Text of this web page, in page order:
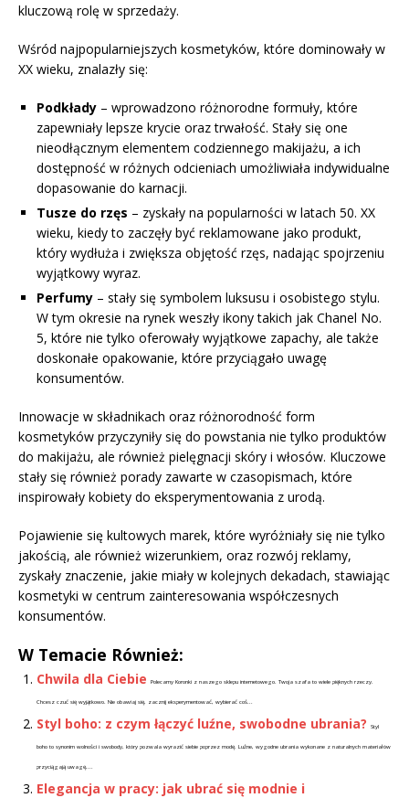
kluczową rolę w sprzedaży.
Wśród najpopularniejszych kosmetyków, które dominowały w
XX wieku, znalazły się:
Podkłady – wprowadzono różnorodne formuły, które
zapewniały lepsze krycie oraz trwałość. Stały się one
nieodłącznym elementem codziennego makijażu, a ich
dostępność w różnych odcieniach umożliwiała indywidualne
dopasowanie do karnacji.
Tusze do rzęs – zyskały na popularności w latach 50. XX
wieku, kiedy to zaczęły być reklamowane jako produkt,
który wydłuża i zwiększa objętość rzęs, nadając spojrzeniu
wyjątkowy wyraz.
Perfumy – stały się symbolem luksusu i osobistego stylu.
W tym okresie na rynek weszły ikony takich jak Chanel No.
5, które nie tylko oferowały wyjątkowe zapachy, ale także
doskonałe opakowanie, które przyciągało uwagę
konsumentów.
Innowacje w składnikach oraz różnorodność form
kosmetyków przyczyniły się do powstania nie tylko produktów
do makijażu, ale również pielęgnacji skóry i włosów. Kluczowe
stały się również porady zawarte w czasopismach, które
inspirowały kobiety do eksperymentowania z urodą.
Pojawienie się kultowych marek, które wyróżniały się nie tylko
jakością, ale również wizerunkiem, oraz rozwój reklamy,
zyskały znaczenie, jakie miały w kolejnych dekadach, stawiając
kosmetyki w centrum zainteresowania współczesnych
konsumentów.
W Temacie Również:
Chwila dla Ciebie Polecamy Koronki z naszego sklepu internetowego. Twoja szafa to wiele pięknych rzeczy.
Chcesz czuć się wyjątkowo. Nie obawiaj się, zacznij eksperymentować, wybierać coś...
Styl boho: z czym łączyć luźne, swobodne ubrania? Styl
boho to synonim wolności i swobody, który pozwala wyrazić siebie poprzez modę. Luźne, wygodne ubrania wykonane z naturalnych materiałów
przyciągają uwagę,...
Elegancja w pracy: jak ubrać się modnie i